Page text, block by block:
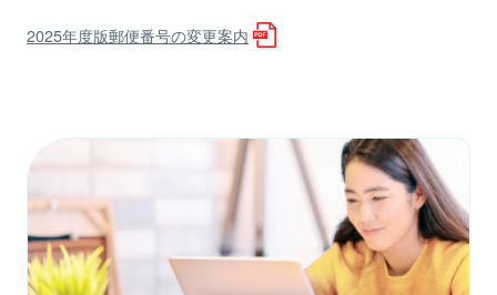
2025年度版郵便番号の変更案内